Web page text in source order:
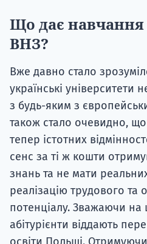
Що дає навчання
ВНЗ?
Вже давно стало
українські університети
з будь-яким з
також стало очевидно, що
тепер істотних
сенс за ті ж кошти
знань та не мати
реалізацію трудового та
потенціалу. Зважаючи на
абітурієнти віддають